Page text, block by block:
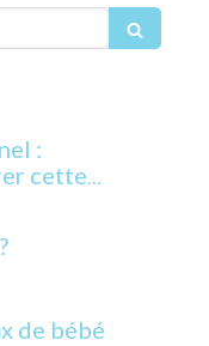
:
cette
grossesse
de bébé